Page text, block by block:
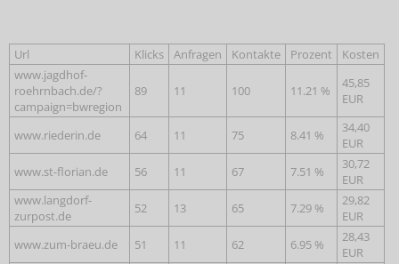
Url Klicks Anfragen Kontakte Prozent
Kosten
www.jagdhof-
roehrnbach.de/?
campaign=bwregion
89 11 100 11.21 %
45,85
EUR
www.riederin.de 64 11 75 8.41 %
34,40
EUR
www.st-florian.de
56 11 67 7.51 %
30,72
EUR
www.langdorf-
zurpost.de
52 13 65 7.29 %
29,82
EUR
www.zum-braeu.de
51 11 62 6.95 %
28,43
EUR